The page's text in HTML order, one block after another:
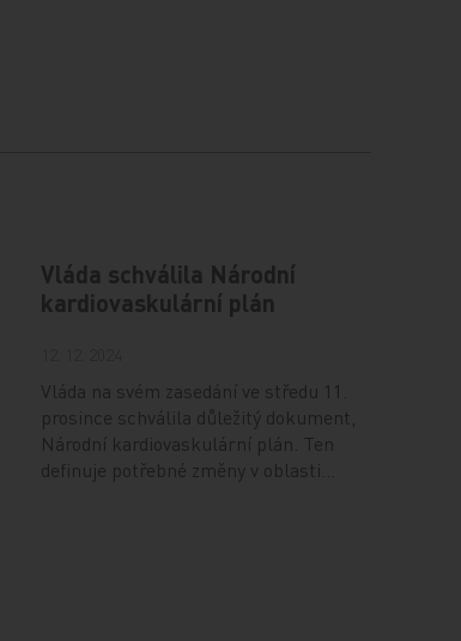
Vláda schválila Národní
kardiovaskulární plán
Vláda na svém zasedání ve středu 11.
prosince schválila důležitý dokument,
Národní kardiovaskulární plán. Ten
definuje potřebné změny v oblasti…